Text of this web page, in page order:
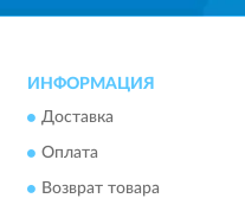
ИНФОРМАЦИЯ
Доставка
Оплата
Возврат товара